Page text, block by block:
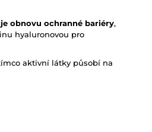
obnovu ochranné bariéry,
hyaluronovou pro
aktivní látky působí na